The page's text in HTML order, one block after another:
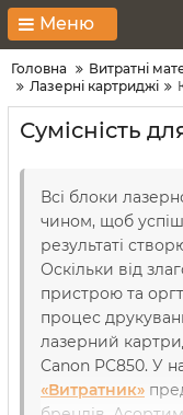
Меню
Головна Витратні
Лазерні картриджі
Сумісність
Всі блоки
чином, щоб
результаті
Оскільки від
пристрою та
процес
лазерний
Canon PC850. У
«Витратник»